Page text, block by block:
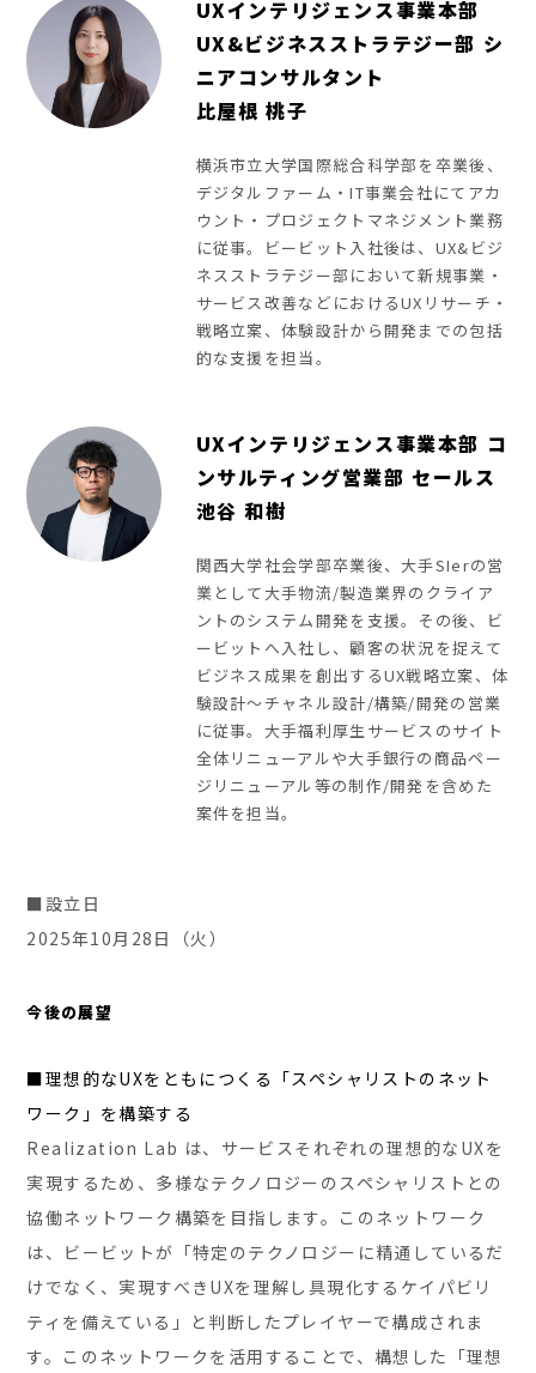
UXインテリジェンス事業本部
UX&ビジネスストラテジー部 シ
ニアコンサルタント
比屋根 桃子
横浜市立大学国際総合科学部を卒業後、
デジタルファーム・IT事業会社にてアカ
ウント・プロジェクトマネジメント業務
に従事。ビービット入社後は、UX&ビジ
ネスストラテジー部において新規事業・
サービス改善などにおけるUXリサーチ・
戦略立案、体験設計から開発までの包括
的な支援を担当。
UXインテリジェンス事業本部 コ
ンサルティング営業部 セールス
池谷 和樹
関西大学社会学部卒業後、大手SIerの営
業として大手物流/製造業界のクライア
ントのシステム開発を支援。その後、ビ
ービットへ入社し、顧客の状況を捉えて
ビジネス成果を創出するUX戦略立案、体
験設計～チャネル設計/構築/開発の営業
に従事。大手福利厚生サービスのサイト
全体リニューアルや大手銀行の商品ペー
ジリニューアル等の制作/開発を含めた
案件を担当。
■設立日
2025年10月28日（火）
今後の展望
■理想的なUXをともにつくる「スペシャリストのネット
ワーク」を構築する
Realization Lab は、サービスそれぞれの理想的なUXを
実現するため、多様なテクノロジーのスペシャリストとの
協働ネットワーク構築を目指します。このネットワーク
は、ビービットが「特定のテクノロジーに精通しているだ
けでなく、実現すべきUXを理解し具現化するケイパビリ
ティを備えている」と判断したプレイヤーで構成されま
す。このネットワークを活用することで、構想した「理想